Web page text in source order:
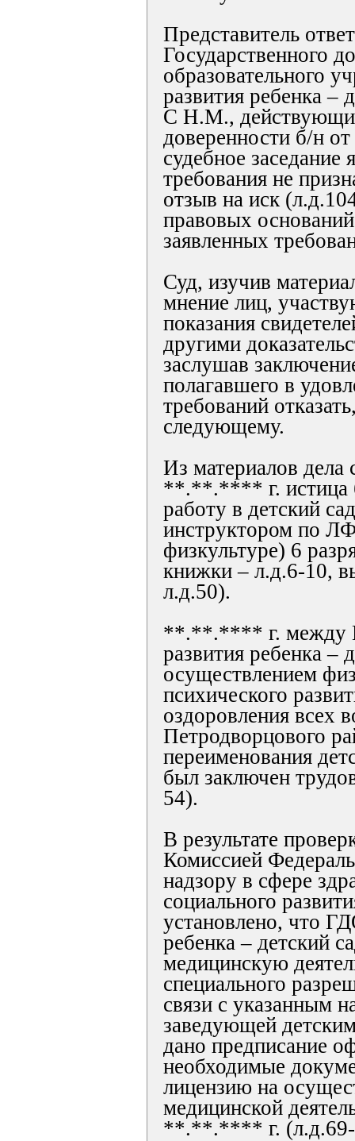
Представитель
Государственного
образовательного
развития ребенка –
С Н.М.,
доверенности б/н
судебное заседание
требования не
отзыв на иск
правовых
заявленных
Суд, изучив
мнение лиц,
показания
другими
заслушав
полагавшего в
требований
следующему.
Из материалов дела
**.**.**** г. истица
работу в детский
инструктором по
физкультуре) 6
книжки – л.д.6-10,
л.д.50).
**.**.**** г. между
развития ребенка –
осуществлением
психического
оздоровления всех
Петродворцового
переименования
был заключен
54).
В результате
Комиссией
надзору в сфере
социального
установлено, что
ребенка – детский
медицинскую
специального
связи с указанным
заведующей
дано предписание
необходимые
лицензию на
медицинской
**.**.**** г.